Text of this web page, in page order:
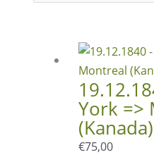
York =>
(Kanada)
€75,00